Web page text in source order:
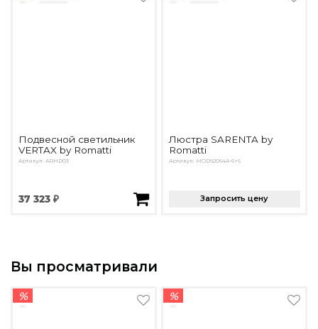
Подвесной светильник
VERTAX by Romatti
Артикул: ARHD03
37 323 ₽
Люстра SARENTA by
Romatti
Артикул: MOD92064A-6+6
Запросить цену
Вы просматривали
% %